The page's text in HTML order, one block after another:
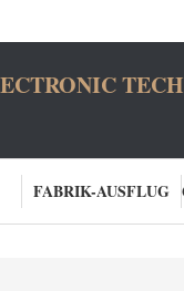
FABRIK-AUSFLUG